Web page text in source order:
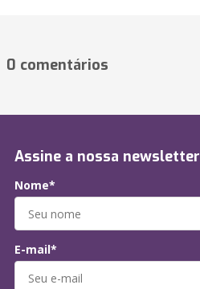
0 comentários
Assine a nossa newsletter
Nome*
E-mail*